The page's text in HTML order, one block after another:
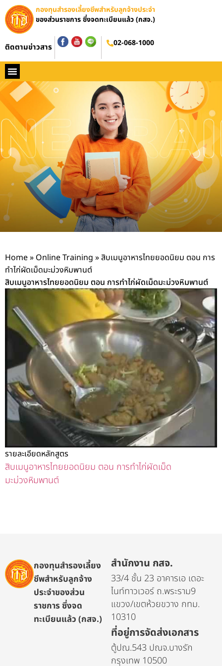
กองทุนสำรองเลี้ยงชีพสำหรับลูกจ้างประจำ
ของส่วนราชการ ซึ่งจดทะเบียนแล้ว (กสจ.)
ติดตามข่าวสาร 02-068-1000
อบรมออนไลน์
Home» Online Training »สิบเมนูอาหารไทยยอดนิยม ตอน การ
ทำไก่ผัดเม็ดมะม่วงหิมพานต์
สิบเมนูอาหารไทยยอดนิยม ตอน การทำไก่ผัดเม็ดมะม่วงหิมพานต์
รายละเอียดหลักสูตร
สิบเมนูอาหารไทยยอดนิยม ตอน การทำไก่ผัดเม็ด
มะม่วงหิมพานต์
กองทุนสำรองเลี้ยง
ชีพสำหรับลูกจ้าง
ประจำของส่วน
ราชการ ซึ่งจด
ทะเบียนแล้ว (กสจ.)
สำนักงาน กสจ.
33/4 ชั้น 23 อาคารเอ เดอะ
ไนท์ทาวเวอร์ ถ.พระราม9
แขวง/เขตห้วยขวาง กทม.
10310
ที่อยู่การจัดส่งเอกสาร
ตู้ปณ.543 ปณจ.บางรัก
กรุงเทพ 10500